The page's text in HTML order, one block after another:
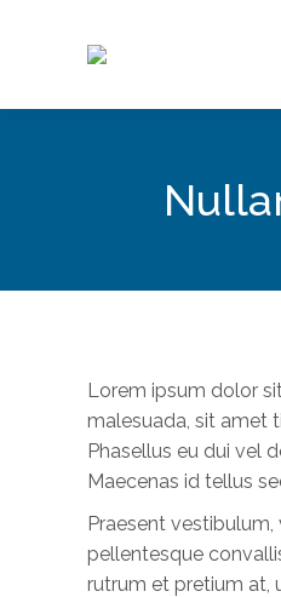
Lorem ipsum dolor
malesuada, sit amet
Phasellus eu dui vel
Maecenas id tellus
Praesent
pellentesque
rutrum et pretium at,